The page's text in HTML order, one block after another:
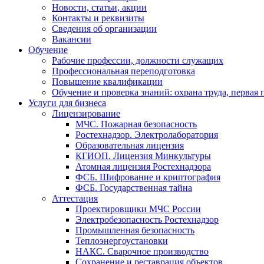
Новости, статьи, акции
Контакты и реквизиты
Сведения об организации
Вакансии
Обучение
Рабочие профессии, должности служащих
Профессиональная переподготовка
Повышение квалификации
Обучение и проверка знаний: охрана труда,
Услуги для бизнеса
Лицензирование
МЧС. Пожарная безопасность
Ростехнадзор. Электролаборатория
Образовательная лицензия
КГИОП. Лицензия Минкультуры
Атомная лицензия Ростехнадзора
ФСБ. Шифрование и криптография
ФСБ. Государственная тайна
Аттестация
Проектировщики МЧС России
Электробезопасность Ростехнадзор
Промышленная безопасность
Теплоэнергоустановки
НАКС. Сварочное производство
Сохранение и реставрация объектов